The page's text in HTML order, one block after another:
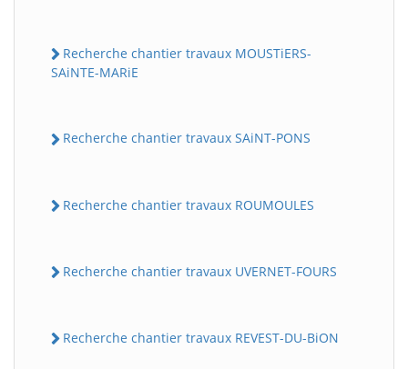
Recherche chantier travaux MOUSTiERS-
SAiNTE-MARiE
Recherche chantier travaux SAiNT-PONS
Recherche chantier travaux ROUMOULES
Recherche chantier travaux UVERNET-FOURS
Recherche chantier travaux REVEST-DU-BiON